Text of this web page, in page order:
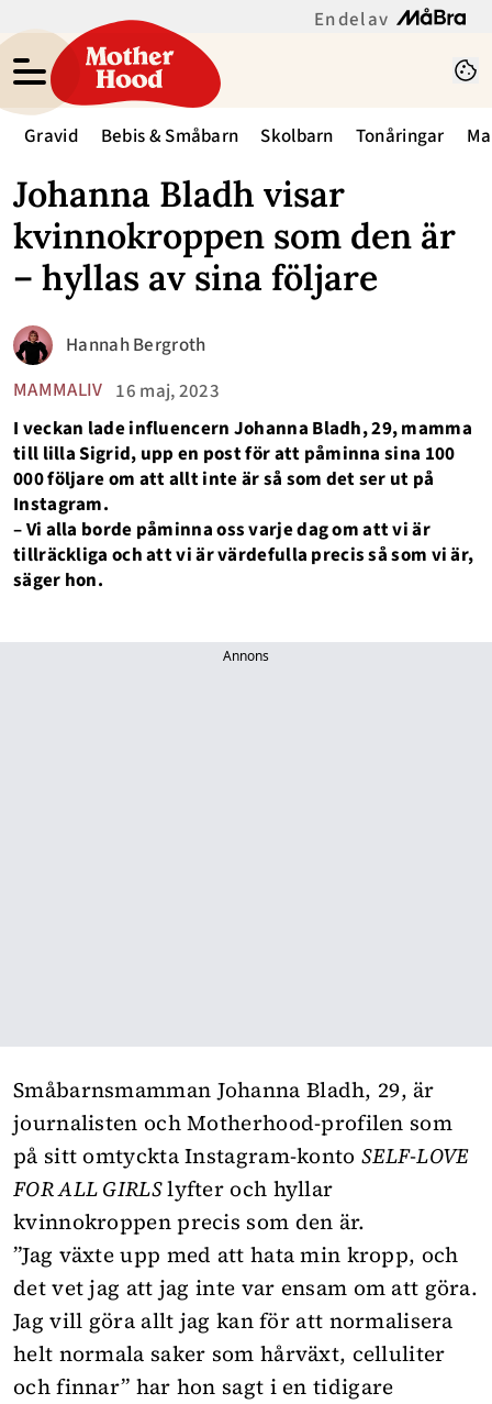
En del av
Gravid Bebis & Småbarn Skolbarn Tonåringar
Johanna Bladh visar
kvinnokroppen som den är
– hyllas av sina följare
MAMMALIV 16 maj, 2023
Hannah Bergroth
I veckan lade influencern Johanna Bladh, 29, mamma
till lilla Sigrid, upp en post för att påminna sina 100
000 följare om att allt inte är så som det ser ut på
Instagram.
– Vi alla borde påminna oss varje dag om att vi är
tillräckliga och att vi är värdefulla precis så som vi är,
säger hon.
Annons
Småbarnsmamman Johanna Bladh, 29, är
journalisten och Motherhood-profilen som
på sitt omtyckta Instagram-konto SELF-LOVE
FOR ALL GIRLSlyfter och hyllar
kvinnokroppen precis som den är.
”Jag växte upp med att hata min kropp, och
det vet jag att jag inte var ensam om att göra.
Jag vill göra allt jag kan för att normalisera
helt normala saker som hårväxt, celluliter
och finnar” har hon sagt i entidigare